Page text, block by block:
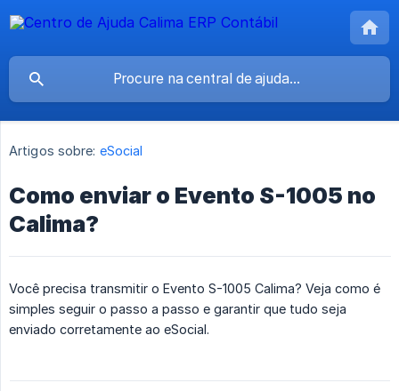
Artigos sobre: eSocial
Como enviar o Evento S-1005 no
Calima?
Você precisa transmitir o Evento S-1005 Calima? Veja como é
simples seguir o passo a passo e garantir que tudo seja
enviado corretamente ao eSocial.